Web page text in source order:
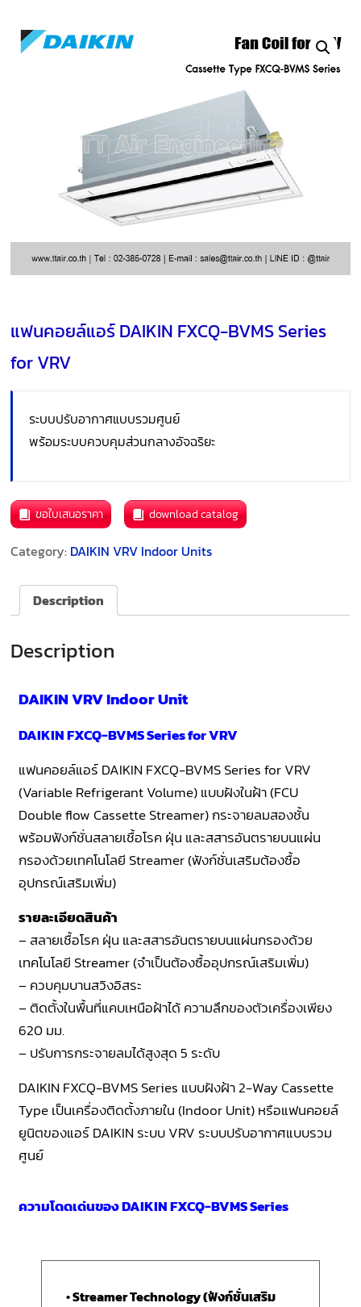
แฟนคอยล์แอร์ DAIKIN FXCQ-BVMS Series
for VRV
ระบบปรับอากาศแบบรวมศูนย์
พร้อมระบบควบคุมส่วนกลางอัจฉริยะ
ขอใบเสนอราคา download catalog
Category: DAIKIN VRV Indoor Units
Description
Description
DAIKIN VRV Indoor Unit
DAIKIN FXCQ-BVMS Series for VRV
แฟนคอยล์แอร์ DAIKIN FXCQ-BVMS Series for VRV
(Variable Refrigerant Volume) แบบฝังในฝ้า (FCU
Double flow Cassette Streamer) กระจายลมสองชั้น
พร้อมฟังก์ชั่นสลายเชื้อโรค ฝุ่น และสสารอันตรายบนแผ่น
กรองด้วยเทคโนโลยี Streamer (ฟังก์ชั่นเสริมต้องซื้อ
อุปกรณ์เสริมเพิ่ม)
รายละเอียดสินค้า
– สลายเชื้อโรค ฝุ่น และสสารอันตรายบนแผ่นกรองด้วย
เทคโนโลยี Streamer (จำเป็นต้องซื้ออุปกรณ์เสริมเพิ่ม)
– ควบคุมบานสวิงอิสระ
– ติดตั้งในพื้นที่แคบเหนือฝ้าได้ ความลึกของตัวเครื่องเพียง
620 มม.
– ปรับการกระจายลมได้สูงสุด 5 ระดับ
DAIKIN FXCQ-BVMS Series แบบฝังฝ้า 2-Way Cassette
Type เป็นเครื่องติดตั้งภายใน (Indoor Unit) หรือแฟนคอยล์
ยูนิตของแอร์ DAIKIN ระบบ VRV ระบบปรับอากาศแบบรวม
ศูนย์
ความโดดเด่นของ DAIKIN FXCQ-BVMS Series
• Streamer Technology (ฟังก์ชั่นเสริม